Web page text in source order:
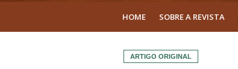
HOME SOBRE A REVISTA
ARTIGO ORIGINAL